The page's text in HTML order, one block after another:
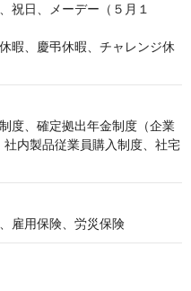
祝日、メーデー（５月１
暇、慶弔休暇、チャレンジ休
度、確定拠出年金制度（企業
内製品従業員購入制度、社宅
雇用保険、労災保険